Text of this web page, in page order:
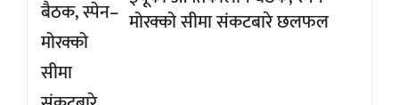
मोरक्को सीमा संकटबारे छलफल